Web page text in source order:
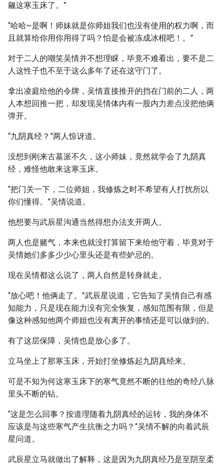
觎这寒玉床了。”
“哈哈~是啊！师妹就是你师姐我们也没有使用的权力啊，而
且就算给你用你用得了吗？怕是会被冻成冰棍吧！。”
对于二人的嘲笑吴情并不想理睬，毕竟不难看出，要不是二
人这性子也不至于这么多年了还在这守门了。
拿出凌庭给他的令牌，吴情直接推开的挡在门前的二人，两
人本想回推一把，却发现吴情体内有一股内力差点没把他俩
弹开。
“九阴真经？”两人惊讶道。
没想到刚来古墓派不久，这小师妹，竟然就学会了九阴真
经，难怪他敢来这寒玉床。
“把门关一下，二位师姐，我修炼之时不希望有人打扰所以
你们懂得。”吴情说道。
他想要与武辰星沟通当然得想办法支开两人。
两人也是赌气，本来也就没打算留下来给他守着，毕竟对于
吴情她们多多少少心里头还是有些妒忌的。
现在吴情都这么说了，两人自然是转身就走。
“放心吧！他俩走了。”武辰星说道，它告知了吴情自己有感
知能力，只是现在能力没有完全恢复，感知范围有限，但是
像这种感知他两个师姐也没有离开的事情还是可以做到的。
有了这层保障，吴情也是放心多了。
立马坐上了那寒玉床，开始打坐修炼起九阴真经来。
可是不知为何这寒玉床下的寒气竟然不断的往他的奇经八脉
里头不断的钻。
“这是怎么回事？按道理随着九阴真经的运转，我的身体不
应该是与这些寒气产生抗衡之力吗？”吴情不解的向着武辰
星问道。
武辰星立马就做出了解释，这是因为九阴真经乃是至阴至柔